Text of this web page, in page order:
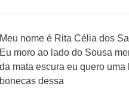
Meu nome é Rita Célia dos
Eu moro ao lado do Sousa
da mata escura eu quero
bonecas dessa